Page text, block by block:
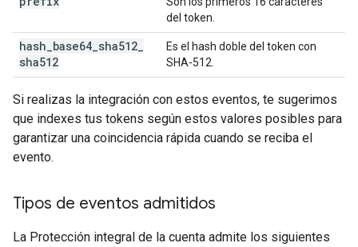
del token.
hash base64 sha512
sha512
Es el hash doble del token con
SHA-512.
Si realizas la integración con estos eventos, te sugerimos
que indexes tus tokens según estos valores posibles para
garantizar una coincidencia rápida cuando se reciba el
evento.
Tipos de eventos admitidos
La Protección integral de la cuenta admite los siguientes